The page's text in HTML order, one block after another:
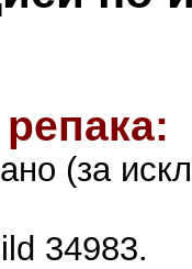
(за
34983.